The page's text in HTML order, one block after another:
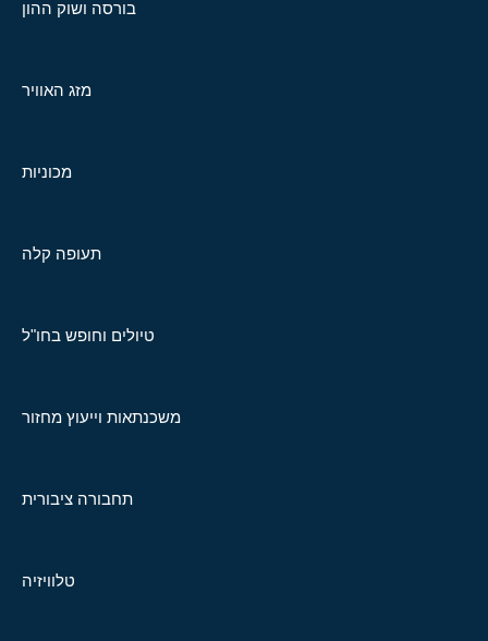
בורסה ושוק ההון
מזג האוויר
מכוניות
תעופה קלה
טיולים וחופש בחו"ל
משכנתאות וייעוץ מחזור
תחבורה ציבורית
טלוויזיה